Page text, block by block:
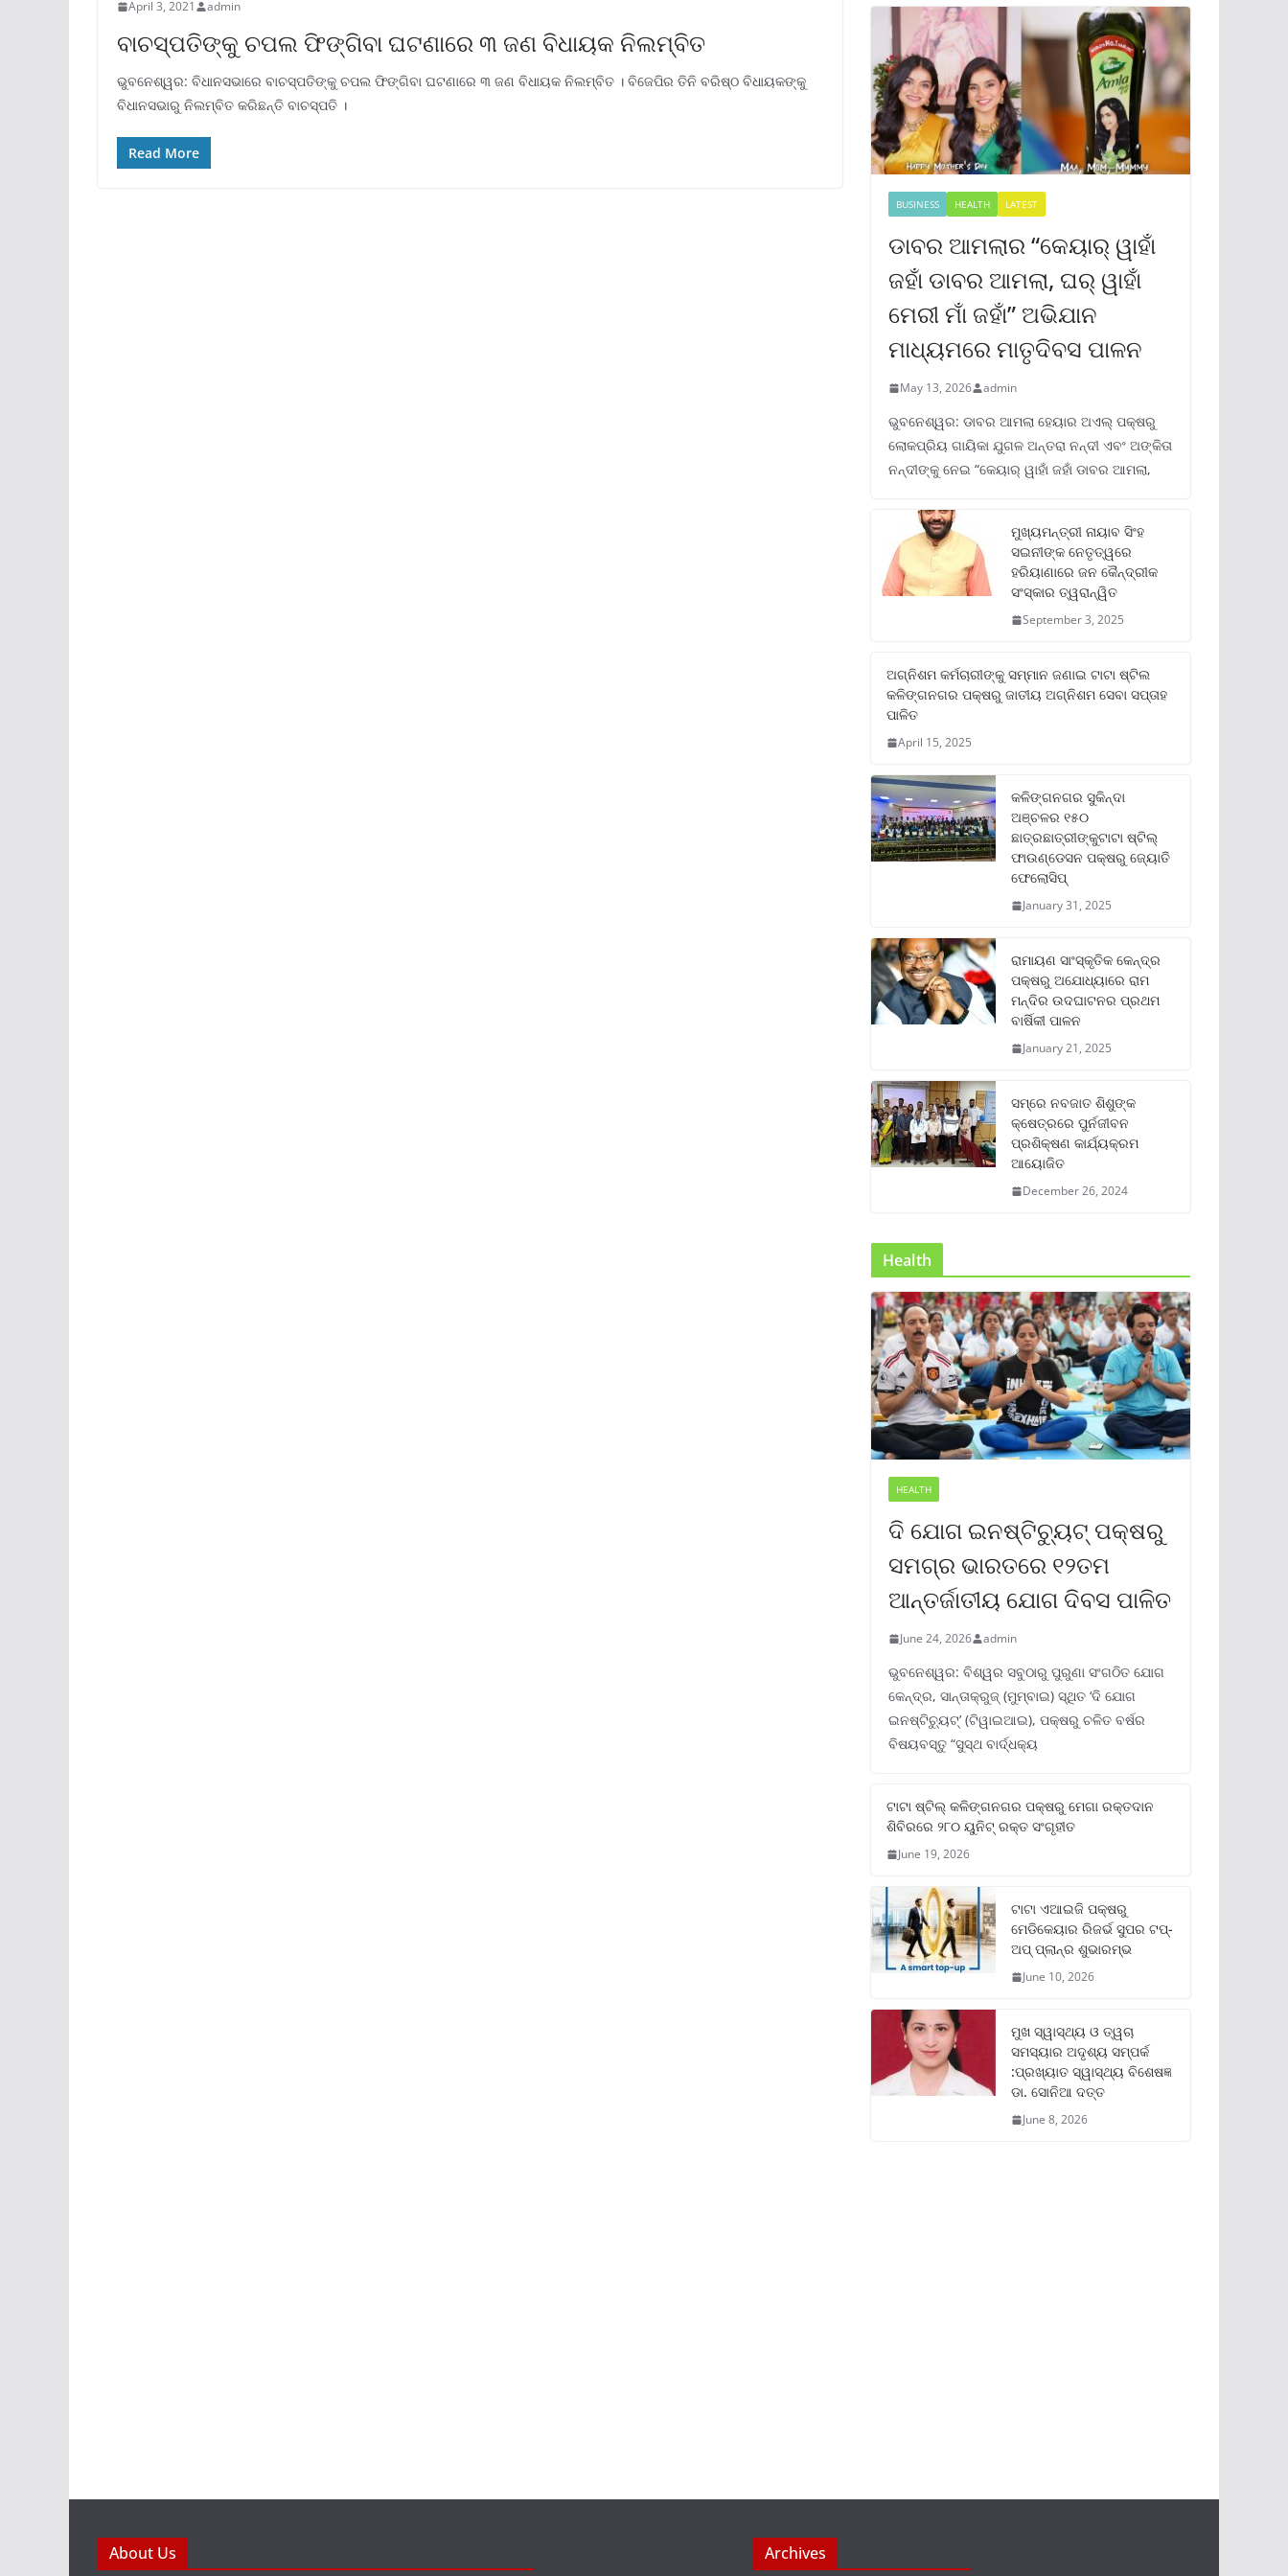
April 3, 2021 admin
ବାଚସ୍ପତିଙ୍କୁ ଚପଲ ଫିଙ୍ଗିବା ଘଟଣାରେ ୩ ଜଣ ବିଧାୟକ ନିଲମ୍ବିତ
ଭୁବନେଶ୍ୱର: ବିଧାନସଭାରେ ବାଚସ୍ପତିଙ୍କୁ ଚପଲ ଫିଙ୍ଗିବା ଘଟଣାରେ ୩ ଜଣ ବିଧାୟକ ନିଲମ୍ବିତ । ବିଜେପିର ତିନି ବରିଷ୍ଠ ବିଧାୟକଙ୍କୁ
ବିଧାନସଭାରୁ ନିଲମ୍ବିତ କରିଛନ୍ତି ବାଚସ୍ପତି ।
Read More
BUSINESS HEALTH LATEST
ଡାବର ଆମଲାର “କେୟାର୍ ୱାହାଁ
ଜହାଁ ଡାବର ଆମଲା, ଘର୍ ୱାହାଁ
ମେରୀ ମାଁ ଜହାଁ” ଅଭିଯାନ
ମାଧ୍ୟମରେ ମାତୃଦିବସ ପାଳନ
May 13, 2026 admin
ଭୁବନେଶ୍ୱର: ଡାବର ଆମଲା ହେୟାର ଅଏଲ୍ ପକ୍ଷରୁ
ଲୋକପ୍ରିୟ ଗାୟିକା ଯୁଗଳ ଅନ୍ତରା ନନ୍ଦୀ ଏବଂ ଅଙ୍କିତା
ନନ୍ଦୀଙ୍କୁ ନେଇ “କେୟାର୍ ୱାହାଁ ଜହାଁ ଡାବର ଆମଲା,
ମୁଖ୍ୟମନ୍ତ୍ରୀ ନାୟାବ ସିଂହ
ସଇନୀଙ୍କ ନେତୃତ୍ୱରେ
ହରିୟାଣାରେ ଜନ କୈନ୍ଦ୍ରୀକ
ସଂସ୍କାର ତ୍ୱରାନ୍ୱିତ
September 3, 2025
ଅଗ୍ନିଶମ କର୍ମଚାରୀଙ୍କୁ ସମ୍ମାନ ଜଣାଇ ଟାଟା ଷ୍ଟିଲ
କଳିଙ୍ଗନଗର ପକ୍ଷରୁ ଜାତୀୟ ଅଗ୍ନିଶମ ସେବା ସପ୍ତାହ
ପାଳିତ
April 15, 2025
କଳିଙ୍ଗନଗର ସୁକିନ୍ଦା
ଅଞ୍ଚଳର ୧୫୦
ଛାତ୍ରଛାତ୍ରୀଙ୍କୁଟାଟା ଷ୍ଟିଲ୍
ଫାଉଣ୍ଡେସନ ପକ୍ଷରୁ ଜ୍ୟୋତି
ଫେଲୋସିପ୍‌
January 31, 2025
ରାମାୟଣ ସାଂସ୍କୃତିକ କେନ୍ଦ୍ର
ପକ୍ଷରୁ ଅଯୋଧ୍ୟାରେ ରାମ
ମନ୍ଦିର ଉଦଘାଟନର ପ୍ରଥମ
ବାର୍ଷିକୀ ପାଳନ
January 21, 2025
ସମ୍‌ରେ ନବଜାତ ଶିଶୁଙ୍କ
କ୍ଷେତ୍ରରେ ପୁର୍ନଜୀବନ
ପ୍ରଶିକ୍ଷଣ କାର୍ଯ୍ୟକ୍ରମ
ଆୟୋଜିତ
December 26, 2024
Health
HEALTH
ଦି ଯୋଗ ଇନଷ୍ଟିଚ୍ୟୁଟ୍ ପକ୍ଷରୁ
ସମଗ୍ର ଭାରତରେ ୧୨ତମ
ଆନ୍ତର୍ଜାତୀୟ ଯୋଗ ଦିବସ ପାଳିତ
June 24, 2026 admin
ଭୁବନେଶ୍ୱର: ବିଶ୍ୱର ସବୁଠାରୁ ପୁରୁଣା ସଂଗଠିତ ଯୋଗ
କେନ୍ଦ୍ର, ସାନ୍ତାକ୍ରୁଜ୍ (ମୁମ୍ବାଇ) ସ୍ଥିତ ‘ଦି ଯୋଗ
ଇନଷ୍ଟିଚ୍ୟୁଟ୍‌’ (ଟିୱାଇଆଇ), ପକ୍ଷରୁ ଚଳିତ ବର୍ଷର
ବିଷୟବସ୍ତୁ “ସୁସ୍ଥ ବାର୍ଦ୍ଧକ୍ୟ
ଟାଟା ଷ୍ଟିଲ୍‌ କଳିଙ୍ଗନଗର ପକ୍ଷରୁ ମେଗା ରକ୍ତଦାନ
ଶିବିରରେ ୨୮୦ ୟୁନିଟ୍‌ ରକ୍ତ ସଂଗୃହୀତ
June 19, 2026
ଟାଟା ଏଆଇଜି ପକ୍ଷରୁ
ମେଡିକେୟାର ରିଜର୍ଭ ସୁପର ଟପ୍‌-
ଅପ୍ ପ୍ଲାନ୍‌ର ଶୁଭାରମ୍ଭ
June 10, 2026
ମୁଖ ସ୍ୱାସ୍ଥ୍ୟ ଓ ତ୍ୱଚା
ସମସ୍ୟାର ଅଦୃଶ୍ୟ ସମ୍ପର୍କ
:ପ୍ରଖ୍ୟାତ ସ୍ୱାସ୍ଥ୍ୟ ବିଶେଷଜ୍ଞ
ଡା. ସୋନିଆ ଦତ୍ତ
June 8, 2026
About Us Archives